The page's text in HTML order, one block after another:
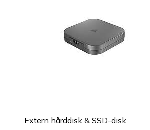
Extern hårddisk & SSD-disk